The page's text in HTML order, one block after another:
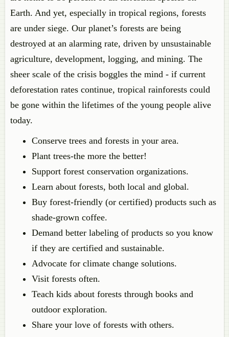
Earth. And yet, especially in tropical regions, forests
are under siege. Our planet’s forests are being
destroyed at an alarming rate, driven by unsustainable
agriculture, development, logging, and mining. The
sheer scale of the crisis boggles the mind - if current
deforestation rates continue, tropical rainforests could
be gone within the lifetimes of the young people alive
today.
Conserve trees and forests in your area.
Plant trees-the more the better!
Support forest conservation organizations.
Learn about forests, both local and global.
Buy forest-friendly (or certified) products such as
shade-grown coffee.
Demand better labeling of products so you know
if they are certified and sustainable.
Advocate for climate change solutions.
Visit forests often.
Teach kids about forests through books and
outdoor exploration.
Share your love of forests with others.